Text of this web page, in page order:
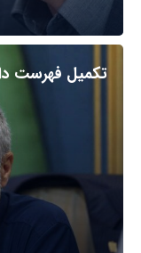
تکمیل فهرست